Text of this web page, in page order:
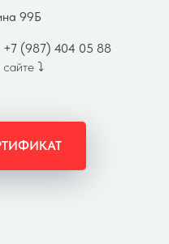
99Б
+7 (987) 404 05 88
⤵️